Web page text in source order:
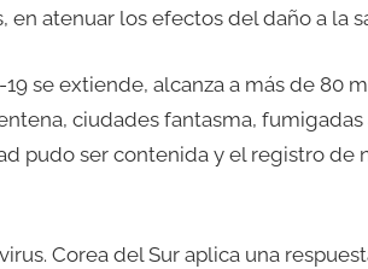
en atenuar los efectos del daño a la
se extiende, alcanza a más de 80
ciudades fantasma, fumigadas
pudo ser contenida y el registro de
Corea del Sur aplica una